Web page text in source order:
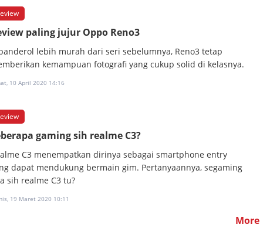
paling jujur Oppo Reno3
lebih murah dari seri sebelumnya, Reno3 tetap
kemampuan fotografi yang cukup solid di kelasnya.
10 April 2020 14:16
gaming sih realme C3?
C3 menempatkan dirinya sebagai smartphone entry
dapat mendukung bermain gim. Pertanyaannya, segaming
sih realme C3 tu?
19 Maret 2020 10:11
More